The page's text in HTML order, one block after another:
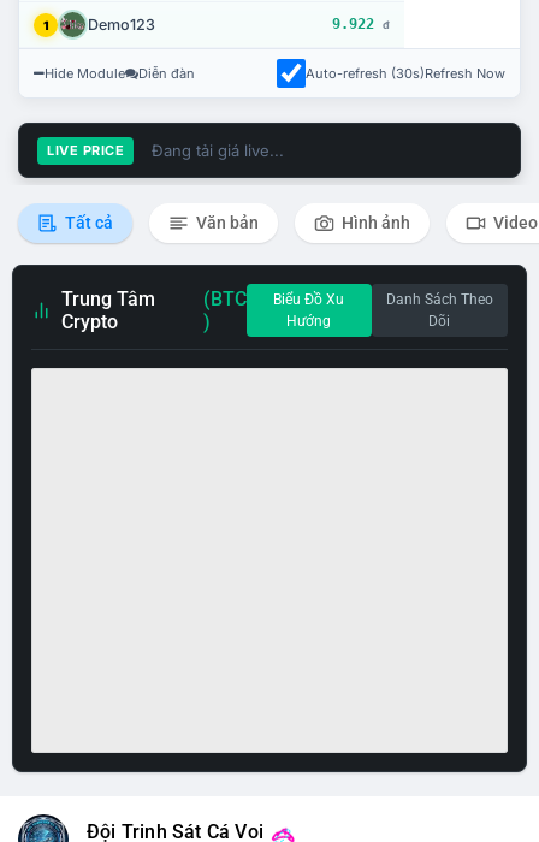
1 Demo123 9.922 đ
Hide Module Diễn đàn Auto-refresh (30s)Refresh Now
LIVE PRICE Đang tải giá live...
Tất cả Văn bản Hình ảnh Video
Trung Tâm
Crypto
(BTC
)
Biểu Đồ Xu
Hướng
Danh Sách Theo
Dõi
Đội Trinh Sát Cá Voi